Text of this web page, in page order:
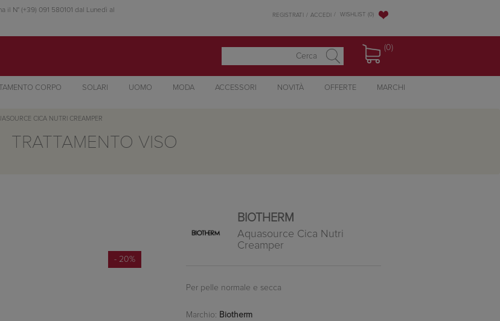
N° (+39) 091 580101 dal Lunedì al
REGISTRATI ACCEDI WISHLIST (0)
(0)
CORPO SOLARI UOMO MODA ACCESSORI NOVITÀ OFFERTE MARCHI
CICA NUTRI CREAMPER
TRATTAMENTO VISO
- 20%
BIOTHERM
Aquasource Cica Nutri
Creamper
Per pelle normale e secca
Marchio: Biotherm